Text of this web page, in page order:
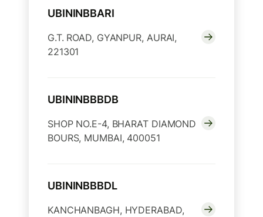
UBININBBARI
G.T. ROAD, GYANPUR, AURAI,
221301
UBININBBBDB
SHOP NO.E-4, BHARAT DIAMOND
BOURS, MUMBAI, 400051
UBININBBBDL
KANCHANBAGH, HYDERABAD,